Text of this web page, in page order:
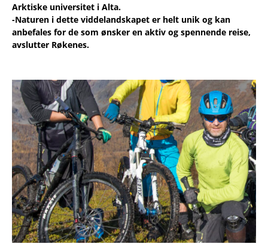
Arktiske universitet i Alta.
-Naturen i dette viddelandskapet er helt unik og kan
anbefales for de som ønsker en aktiv og spennende reise,
avslutter Røkenes.